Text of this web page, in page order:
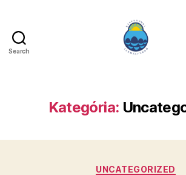
Search
Kategória:
UNCATEGORIZED